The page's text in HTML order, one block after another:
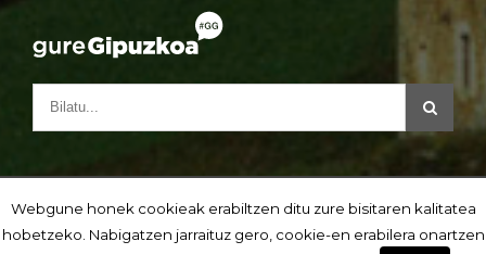
Webgune honek cookieak erabiltzen ditu zure bisitaren kalitatea
hobetzeko. Nabigatzen jarraituz gero, cookie-en erabilera onartzen